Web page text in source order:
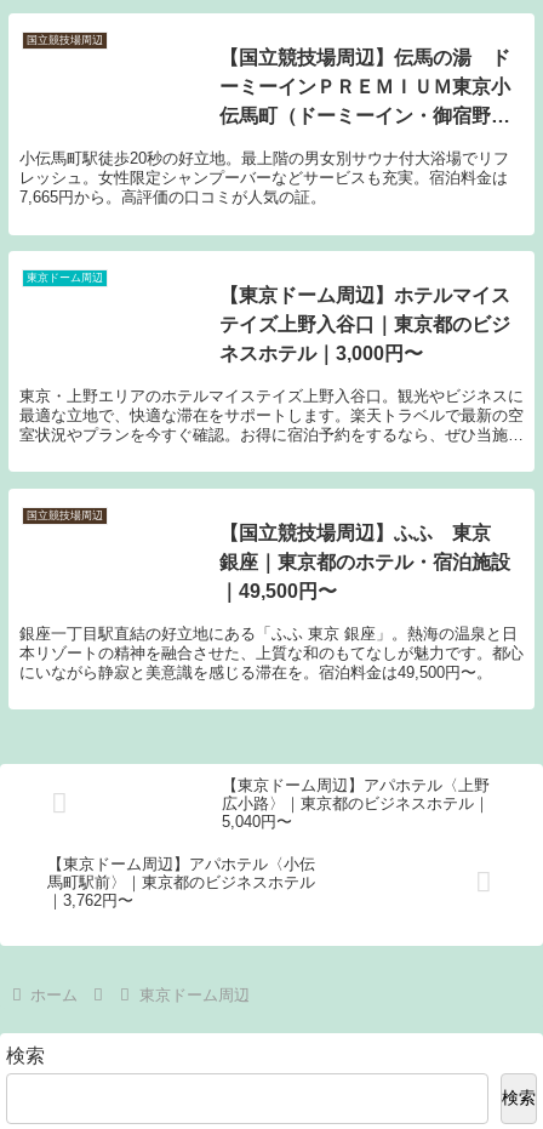
国立競技場周辺
【国立競技場周辺】伝馬の湯 ド
ーミーインＰＲＥＭＩＵＭ東京小
伝馬町（ドーミーイン・御宿野
のホテル・宿泊施設｜7,665円〜
小伝馬町駅徒歩20秒の好立地。最上階の男女別サウナ付大浴場でリフ
レッシュ。女性限定シャンプーバーなどサービスも充実。宿泊料金は
7,665円から。高評価の口コミが人気の証。
東京ドーム周辺
【東京ドーム周辺】ホテルマイス
テイズ上野入谷口｜東京都のビジ
ネスホテル｜3,000円〜
東京・上野エリアのホテルマイステイズ上野入谷口。観光やビジネスに
最適な立地で、快適な滞在をサポートします。楽天トラベルで最新の空
室状況やプランを今すぐ確認。お得に宿泊予約をするなら、ぜひ当施設
国立競技場周辺
【国立競技場周辺】ふふ 東京
銀座｜東京都のホテル・宿泊施設
｜49,500円〜
銀座一丁目駅直結の好立地にある「ふふ 東京 銀座」。熱海の温泉と日
本リゾートの精神を融合させた、上質な和のもてなしが魅力です。都心
にいながら静寂と美意識を感じる滞在を。宿泊料金は49,500円〜。
【東京ドーム周辺】アパホテル〈上野
広小路〉｜東京都のビジネスホテル｜
5,040円〜
【東京ドーム周辺】アパホテル〈小伝
馬町駅前〉｜東京都のビジネスホテル
｜3,762円〜
ホーム 東京ドーム周辺
検索
検索